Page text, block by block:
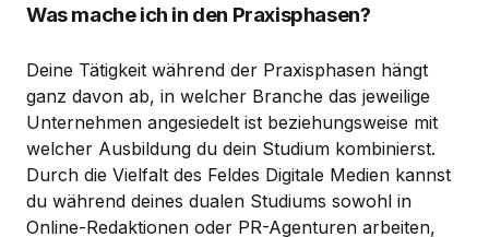
Was mache ich in den Praxisphasen?
Deine Tätigkeit während der Praxisphasen hängt
ganz davon ab, in welcher Branche das jeweilige
Unternehmen angesiedelt ist beziehungsweise mit
welcher Ausbildung du dein Studium kombinierst.
Durch die Vielfalt des Feldes Digitale Medien kannst
du während deines dualen Studiums sowohl in
Online-Redaktionen oder PR-Agenturen arbeiten,